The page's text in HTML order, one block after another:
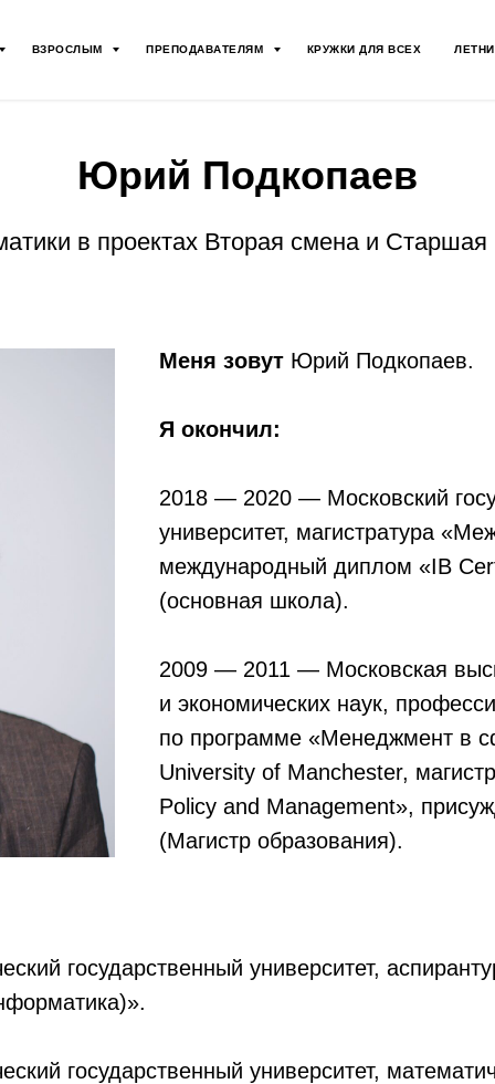
ВЗРОСЛЫМ ПРЕПОДАВАТЕЛЯМ КРУЖКИ ДЛЯ ВСЕХ
Юрий Подкопаев
в проектах Вторая смена и
Меня зовут Юрий Подкопаев.
Я окончил:
2018 — 2020 — Московский
университет, магистратура
международный диплом «IB
(основная школа).
2009 — 2011 — Московская
и экономических наук,
по программе «Менеджмент в
University of Manchester,
Policy and Management»,
(Магистр образования).
государственный университет,
государственный университет,